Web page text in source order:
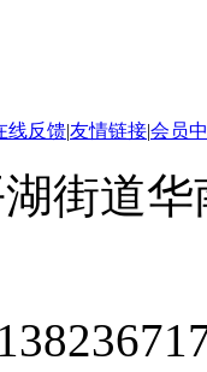
线反馈|友情链接|会员
街道